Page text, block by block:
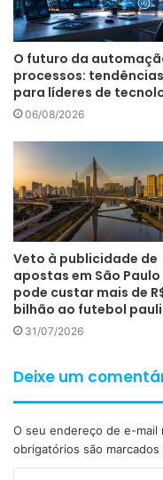
O futuro da
processos: tendências
para líderes de
06/08/2026
Veto à publicidade de
apostas em São Paulo
pode custar mais de
bilhão ao futebol
31/07/2026
Deixe um
O seu endereço de e-mail
obrigatórios são marcados